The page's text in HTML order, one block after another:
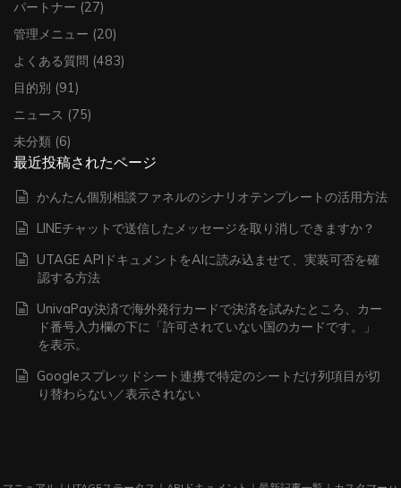
パートナー (27)
管理メニュー (20)
よくある質問 (483)
目的別 (91)
ニュース (75)
未分類 (6)
最近投稿されたページ
かんたん個別相談ファネルのシナリオテンプレートの活用方法
LINEチャットで送信したメッセージを取り消しできますか？
UTAGE APIドキュメントをAIに読み込ませて、実装可否を確
認する方法
UnivaPay決済で海外発行カードで決済を試みたところ、カー
ド番号入力欄の下に「許可されていない国のカードです。」
を表示。
Googleスプレッドシート連携で特定のシートだけ列項目が切
り替わらない／表示されない